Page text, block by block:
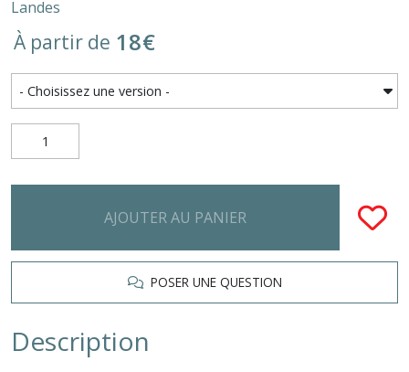
Landes
À partir de 18€
AJOUTER AU PANIER
POSER UNE QUESTION
Description